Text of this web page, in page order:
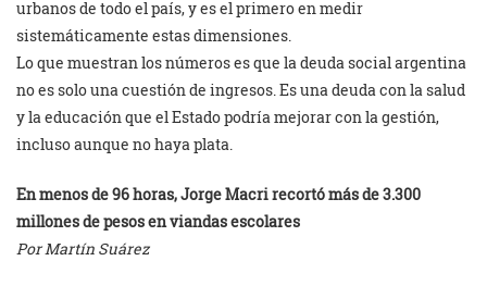
urbanos de todo el país, y es el primero en medir
sistemáticamente estas dimensiones.
Lo que muestran los números es que la deuda social argentina
no es solo una cuestión de ingresos. Es una deuda con la salud
y la educación que el Estado podría mejorar con la gestión,
incluso aunque no haya plata.
En menos de 96 horas, Jorge Macri recortó más de 3.300
millones de pesos en viandas escolares
Por Martín Suárez